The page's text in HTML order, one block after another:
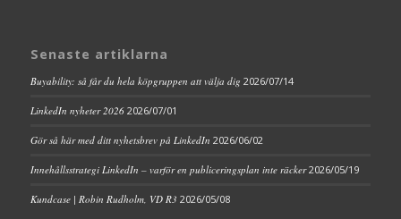
Senaste artiklarna
Buyability: så får du hela köpgruppen att välja dig 2026/07/14
LinkedIn nyheter 2026 2026/07/01
Gör så här med ditt nyhetsbrev på LinkedIn 2026/06/02
Innehållsstrategi LinkedIn – varför en publiceringsplan inte räcker 2026/05/19
Kundcase | Robin Rudholm, VD R3 2026/05/08